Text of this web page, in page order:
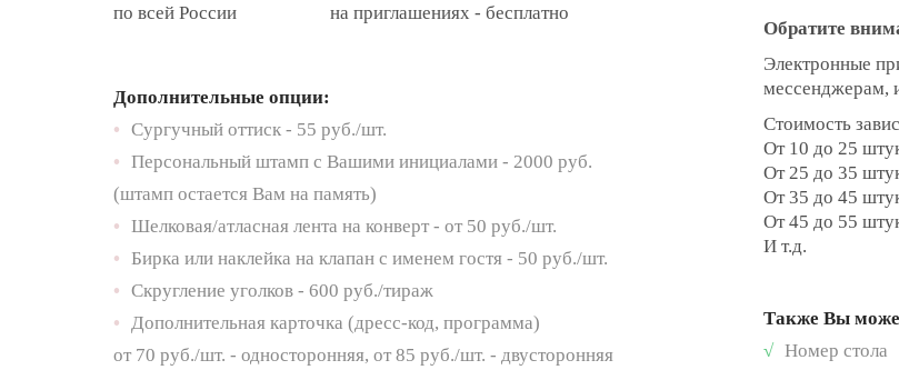
по всей России
на приглашениях - бесплатно
Дополнительные опции:
• Сургучный оттиск - 55 руб./шт.
• Персональный штамп с Вашими инициалами - 2000 руб.
(штамп остается Вам на память)
• Шелковая/атласная лента на конверт - от 50 руб./шт.
• Бирка или наклейка на клапан с именем гостя - 50 руб./шт.
• Скругление уголков - 600 руб./тираж
• Дополнительная карточка (дресс-код, программа)
от 70 руб./шт. - односторонняя, от 85 руб./шт. - двусторонняя
Обратите
Электронные
мессенджерам,
Стоимость
От 10 до 25
От 25 до 35
От 35 до 45
От 45 до 55
И т.д.
Также Вы
√ Номер стола